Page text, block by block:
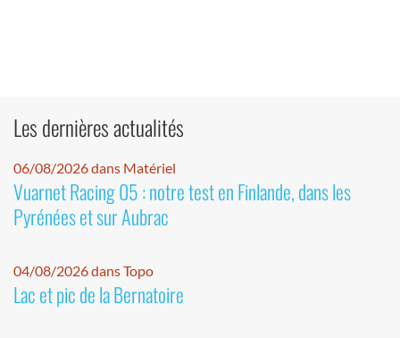
Les dernières actualités
06/08/2026 dans Matériel
Vuarnet Racing 05 : notre test en Finlande, dans les
Pyrénées et sur Aubrac
04/08/2026 dans Topo
Lac et pic de la Bernatoire